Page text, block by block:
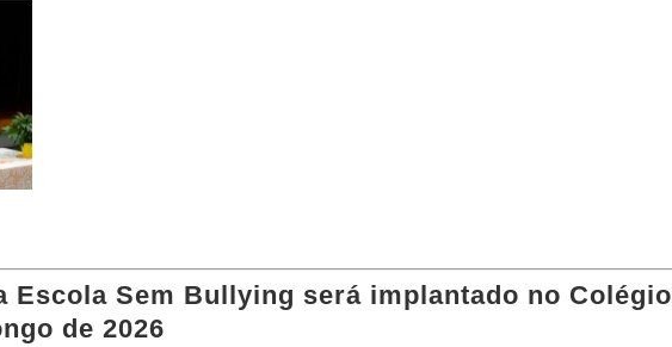
Escola Sem Bullying será implantado no Colégio
de 2026